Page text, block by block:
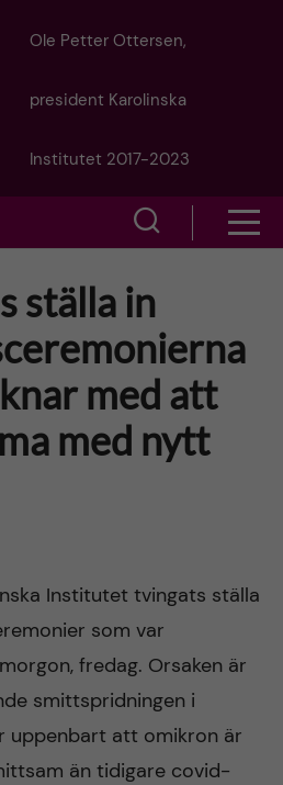
Ole Petter Ottersen,
president Karolinska
Institutet 2017-2023
w
s
e
a
h
f
i
e
l
w
m
u
ställa in
med att
med nytt
Institutet tvingats ställa
som var
fredag. Orsaken är
smittspridningen i
uppenbart att omikron är
än tidigare covid-